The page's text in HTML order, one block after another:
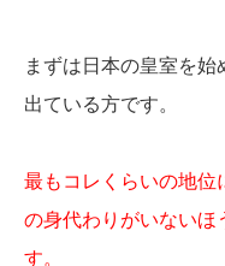
まずは日本の皇室を
出ている方です。
最もコレくらいの地位
の身代わりがいないほ
す。